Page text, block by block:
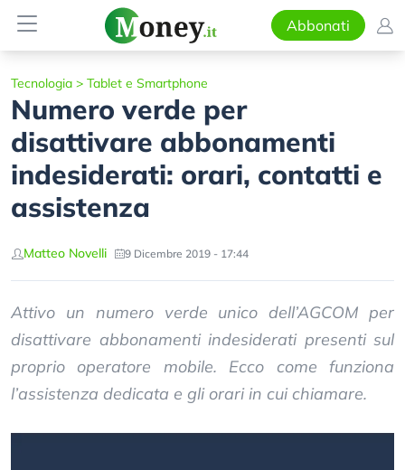
Abbonati
Tecnologia > Tablet e Smartphone
Numero verde per
disattivare abbonamenti
indesiderati: orari, contatti e
assistenza
Matteo Novelli 9 Dicembre 2019 - 17:44
Attivo un numero verde unico dell’AGCOM per
disattivare abbonamenti indesiderati presenti sul
proprio operatore mobile. Ecco come funziona
l’assistenza dedicata e gli orari in cui chiamare.